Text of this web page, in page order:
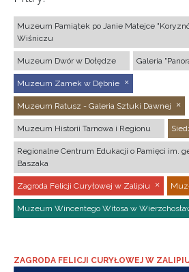
Muzeum Pamiątek po Janie Matejce
Wiśniczu
Muzeum Dwór w Dołędze Galeria
Muzeum Zamek w Dębnie
Muzeum Ratusz - Galeria Sztuki Dawnej
Muzeum Historii Tarnowa i Regionu
Regionalne Centrum Edukacji o Pamięci im.
Baszaka
Zagroda Felicji Curyłowej w Zalipiu
Muzeum Wincentego Witosa w
ZAGRODA FELICJI CURYŁOWEJ W